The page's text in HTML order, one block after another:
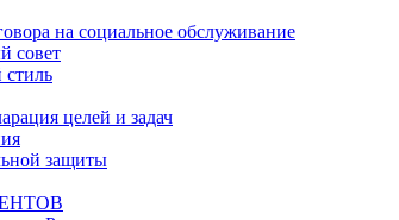
на социальное обслуживание
совет
целей и задач
защиты